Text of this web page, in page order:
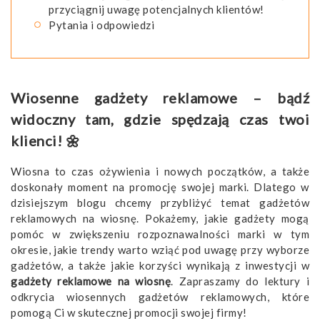
przyciągnij uwagę potencjalnych klientów!
Pytania i odpowiedzi
Wiosenne gadżety reklamowe – bądź
widoczny tam, gdzie spędzają czas twoi
klienci! 🌼
Wiosna to czas ożywienia i nowych początków, a także
doskonały moment na promocję swojej marki. Dlatego w
dzisiejszym blogu chcemy przybliżyć temat gadżetów
reklamowych na wiosnę. Pokażemy, jakie gadżety mogą
pomóc w zwiększeniu rozpoznawalności marki w tym
okresie, jakie trendy warto wziąć pod uwagę przy wyborze
gadżetów, a także jakie korzyści wynikają z inwestycji w
gadżety reklamowe na wiosnę. Zapraszamy do lektury i
odkrycia wiosennych gadżetów reklamowych, które
pomogą Ci w skutecznej promocji swojej firmy!